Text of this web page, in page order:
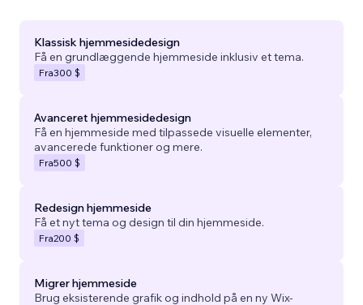
Klassisk hjemmesidedesign
Få en grundlæggende hjemmeside inklusiv et tema.
Fra300 $
Avanceret hjemmesidedesign
Få en hjemmeside med tilpassede visuelle elementer,
avancerede funktioner og mere.
Fra500 $
Redesign hjemmeside
Få et nyt tema og design til din hjemmeside.
Fra200 $
Migrer hjemmeside
Brug eksisterende grafik og indhold på en ny Wix-